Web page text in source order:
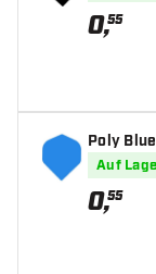
0,55
Poly
Auf
0,55